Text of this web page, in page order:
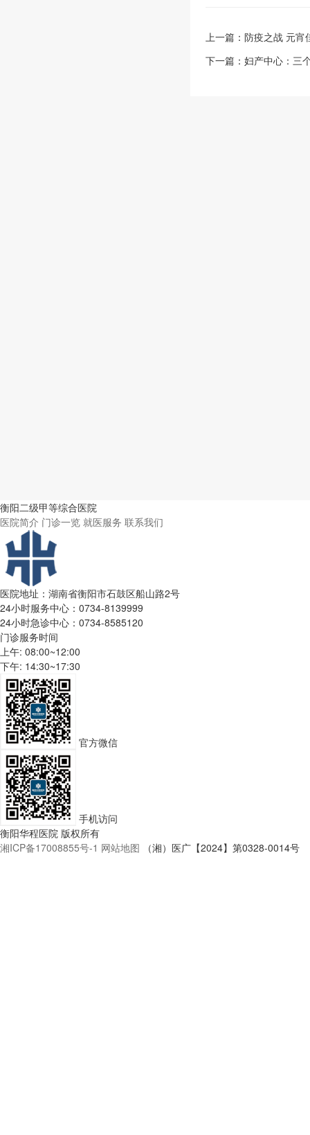
上一篇： 防疫之战 元宵
下一篇： 妇产中心：三
衡阳二级甲等综合医院
医院简介 门诊一览 就医服务 联系我们
医院地址：湖南省衡阳市石鼓区船山路2号
24小时服务中心：0734-8139999
24小时急诊中心：0734-8585120
门诊服务时间
上午: 08:00~12:00
下午: 14:30~17:30
官方微信
手机访问
衡阳华程医院 版权所有
湘ICP备17008855号-1 网站地图 （湘）医广【2024】第0328-0014号